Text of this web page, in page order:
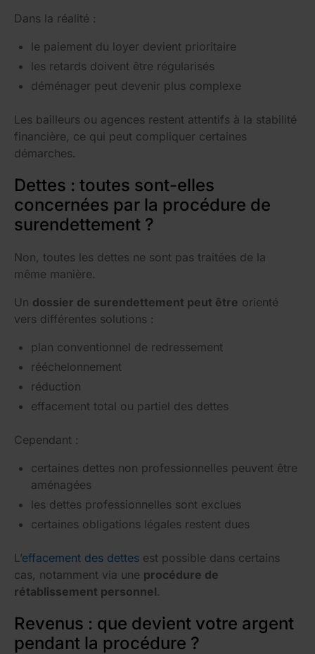
Dans la réalité :
le paiement du loyer devient prioritaire
les retards doivent être régularisés
déménager peut devenir plus complexe
Les bailleurs ou agences restent attentifs à la stabilité
financière, ce qui peut compliquer certaines
démarches.
Dettes : toutes sont-elles
concernées par la procédure de
surendettement ?
Non, toutes les dettes ne sont pas traitées de la
même manière.
Un dossier de surendettement peut être orienté
vers différentes solutions :
plan conventionnel de redressement
rééchelonnement
réduction
effacement total ou partiel des dettes
Cependant :
certaines dettes non professionnelles peuvent être
aménagées
les dettes professionnelles sont exclues
certaines obligations légales restent dues
L’effacement des dettes est possible dans certains
cas, notamment via une procédure de
rétablissement personnel.
Revenus : que devient votre argent
pendant la procédure ?